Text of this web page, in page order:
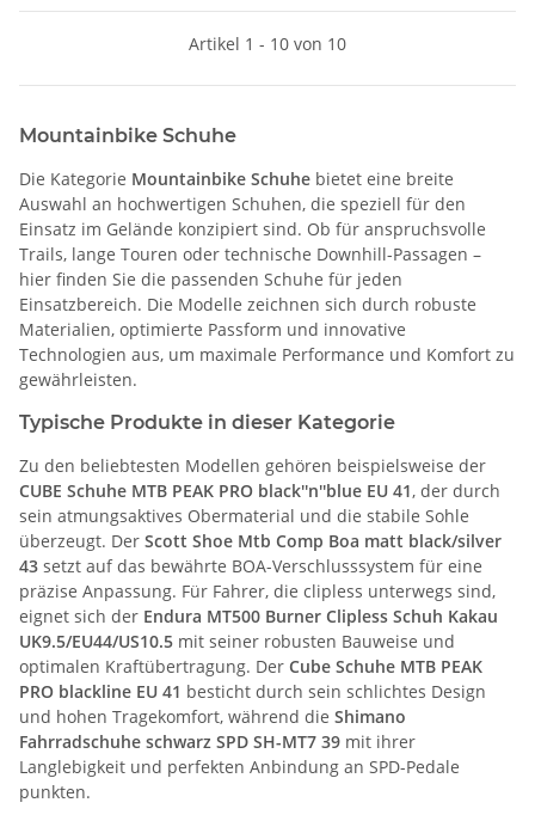
Artikel 1 - 10 von 10
Mountainbike Schuhe
Die Kategorie Mountainbike Schuhe bietet eine breite
Auswahl an hochwertigen Schuhen, die speziell für den
Einsatz im Gelände konzipiert sind. Ob für anspruchsvolle
Trails, lange Touren oder technische Downhill-Passagen –
hier finden Sie die passenden Schuhe für jeden
Einsatzbereich. Die Modelle zeichnen sich durch robuste
Materialien, optimierte Passform und innovative
Technologien aus, um maximale Performance und Komfort zu
gewährleisten.
Typische Produkte in dieser Kategorie
Zu den beliebtesten Modellen gehören beispielsweise der
CUBE Schuhe MTB PEAK PRO black''n''blue EU 41, der durch
sein atmungsaktives Obermaterial und die stabile Sohle
überzeugt. Der Scott Shoe Mtb Comp Boa matt black/silver
43 setzt auf das bewährte BOA-Verschlusssystem für eine
präzise Anpassung. Für Fahrer, die clipless unterwegs sind,
eignet sich der Endura MT500 Burner Clipless Schuh Kakau
UK9.5/EU44/US10.5 mit seiner robusten Bauweise und
optimalen Kraftübertragung. Der Cube Schuhe MTB PEAK
PRO blackline EU 41 besticht durch sein schlichtes Design
und hohen Tragekomfort, während die Shimano
Fahrradschuhe schwarz SPD SH-MT7 39 mit ihrer
Langlebigkeit und perfekten Anbindung an SPD-Pedale
punkten.